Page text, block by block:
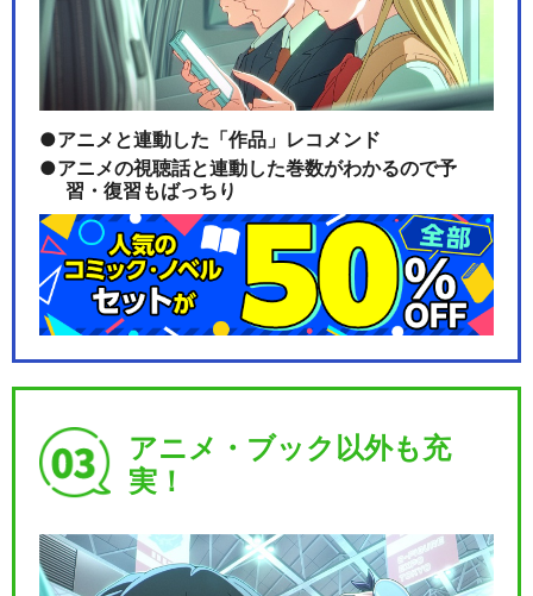
アニメと連動した「作品」レコメンド
アニメの視聴話と連動した巻数がわかるので予
習・復習もばっちり
アニメ・ブック以外も充
実！